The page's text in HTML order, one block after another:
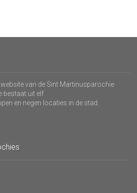
van de Sint Martinusparochie
bestaat uit elf
en negen locaties in de stad.